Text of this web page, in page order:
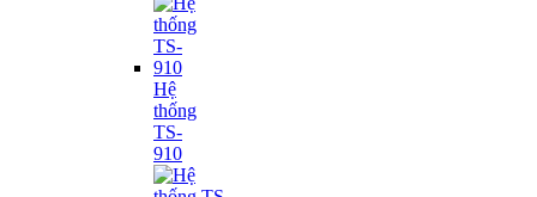
Hệ
thống
TS-
910